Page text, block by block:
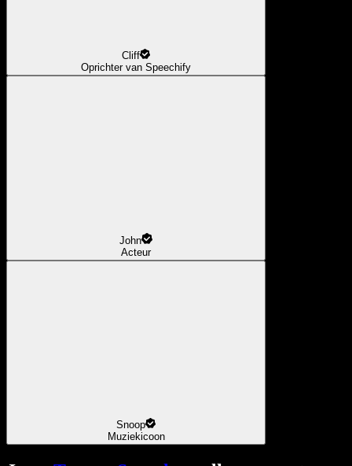
Cliff
Oprichter van Speechify
John
Acteur
Snoop
Muziekicoon